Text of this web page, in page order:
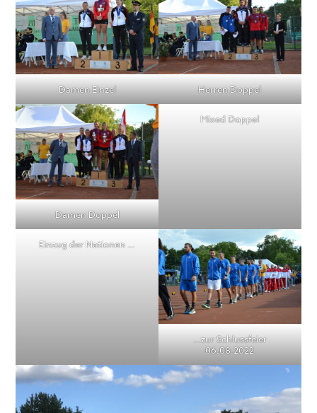
Damen Einzel Herren Doppel
Damen Doppel
Mixed Doppel
Einzug der Nationen …
…zur Schlussfeier
06.08.2022